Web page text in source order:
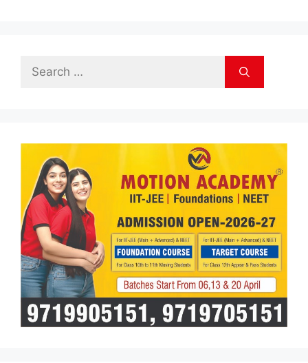
Search